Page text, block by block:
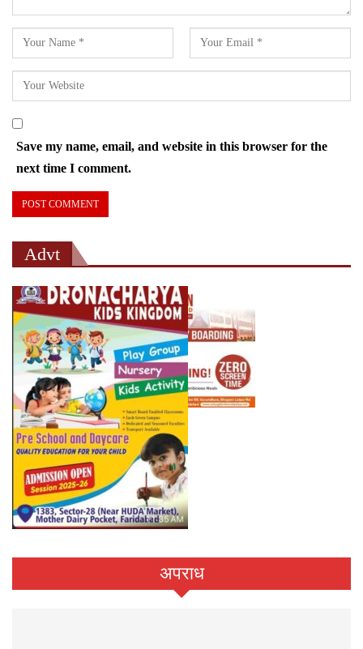
Save my name, email, and website in this browser for the
next time I comment.
Advt
अपराध